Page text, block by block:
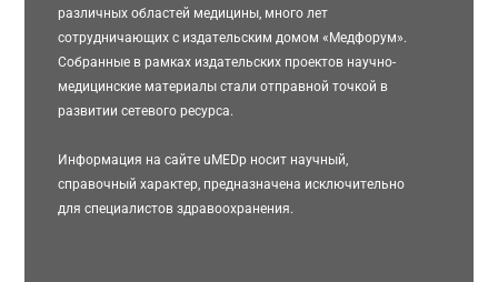
различных областей медицины, много лет
сотрудничающих с издательским домом «Медфорум».
Собранные в рамках издательских проектов научно-
медицинские материалы стали отправной точкой в
развитии сетевого ресурса.
Информация на сайте uMEDp носит научный,
справочный характер, предназначена исключительно
для специалистов здравоохранения.